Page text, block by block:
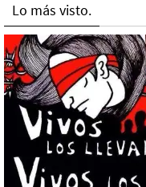
Lo más visto.